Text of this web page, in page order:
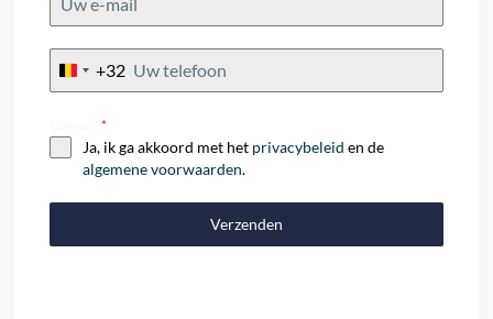
Belgium
+32
Consent*
Ja, ik ga akkoord met het privacybeleid en de
algemene voorwaarden.
Verzenden